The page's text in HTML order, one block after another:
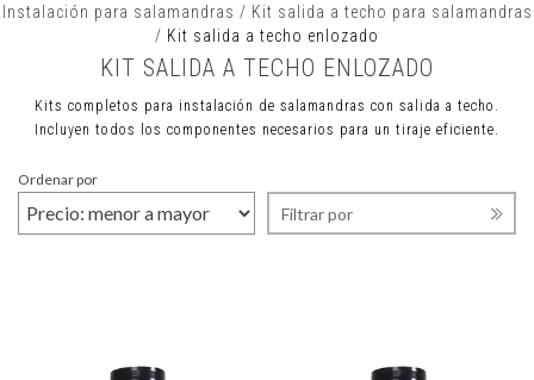
Instalación para salamandras / Kit salida a techo para salamandras
/ Kit salida a techo enlozado
KIT SALIDA A TECHO ENLOZADO
Kits completos para instalación de salamandras con salida a techo.
Incluyen todos los componentes necesarios para un tiraje eficiente.
Ordenar por
Filtrar por